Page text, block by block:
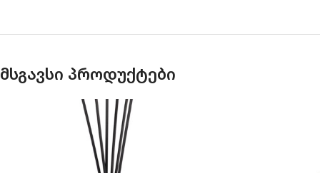
მსგავსი პროდუქტები